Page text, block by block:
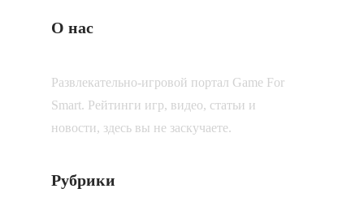
О нас
Развлекательно-игровой портал Game For
Smart. Рейтинги игр, видео, статьи и
новости, здесь вы не заскучаете.
Рубрики